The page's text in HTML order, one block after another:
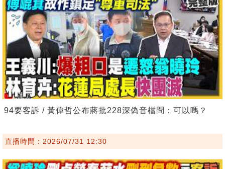
94要客訴 / 黃偉哲公布蔣批228深偽音檔問：可以嗎？
直播時間：2026/07/31 12:30